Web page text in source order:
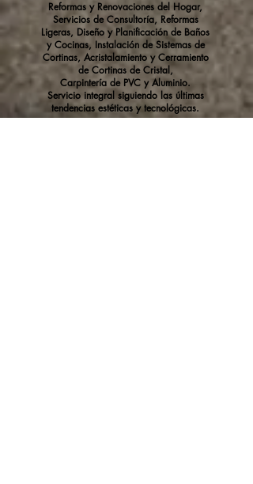
Reformas y Renovaciones del Hogar,
Servicios de Consultoría, Reformas
Ligeras, Diseño y Planificación de Baños
y Cocinas, Instalación de Sistemas de
Cortinas, Acristalamiento y Cerramiento
de Cortinas de Cristal,
Carpintería de PVC y Aluminio.
Servicio integral siguiendo las últimas
tendencias estéticas y tecnológicas.